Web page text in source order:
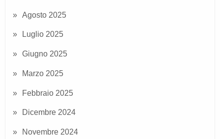
Agosto 2025
Luglio 2025
Giugno 2025
Marzo 2025
Febbraio 2025
Dicembre 2024
Novembre 2024